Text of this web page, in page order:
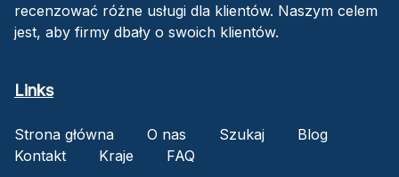
recenzować różne usługi dla klientów. Naszym celem
jest, aby firmy dbały o swoich klientów.
Links
Strona główna O nas Szukaj
Blog
Kontakt
Kraje FAQ